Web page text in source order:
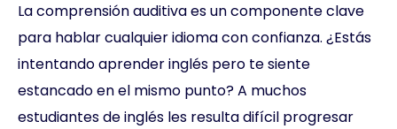
La comprensión auditiva es un componente clave
para hablar cualquier idioma con confianza. ¿Estás
intentando aprender inglés pero te siente
estancado en el mismo punto? A muchos
estudiantes de inglés les resulta difícil progresar